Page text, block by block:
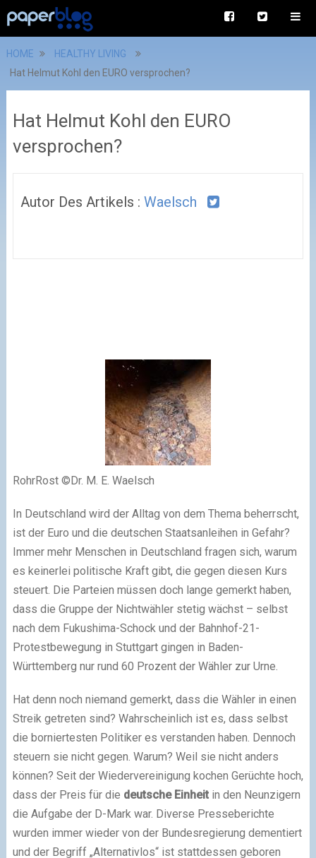
HOME
HEALTHY LIVING
Hat Helmut Kohl den EURO versprochen?
Hat Helmut Kohl den EURO
versprochen?
Autor Des Artikels : Waelsch
RohrRost ©Dr. M. E. Waelsch
In Deutschland wird der Alltag von dem Thema beherrscht,
ist der Euro und die deutschen Staatsanleihen in Gefahr?
Immer mehr Menschen in Deutschland fragen sich, warum
es keinerlei politische Kraft gibt, die gegen diesen Kurs
steuert. Die Parteien müssen doch lange gemerkt haben,
dass die Gruppe der Nichtwähler stetig wächst – selbst
nach dem Fukushima-Schock und der Bahnhof-21-
Protestbewegung in Stuttgart gingen in Baden-
Württemberg nur rund 60 Prozent der Wähler zur Urne.
Hat denn noch niemand gemerkt, dass die Wähler in einen
Streik getreten sind? Wahrscheinlich ist es, dass selbst
die borniertesten Politiker es verstanden haben. Dennoch
steuern sie nicht gegen. Warum? Weil sie nicht anders
können? Seit der Wiedervereinigung kochen Gerüchte hoch,
dass der Preis für die deutsche Einheitin den Neunzigern
die Aufgabe der D-Mark war. Diverse Presseberichte
wurden immer wieder von der Bundesregierung dementiert
und der Begriff „Alternativlos“ ist stattdessen geboren